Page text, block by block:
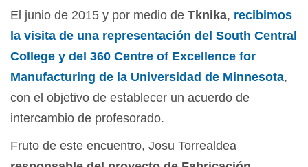
El junio de 2015 y por medio de Tknika, recibimos
la visita de una representación del South Central
College y del 360 Centre of Excellence for
Manufacturing de la Universidad de Minnesota,
con el objetivo de establecer un acuerdo de
intercambio de profesorado.
Fruto de este encuentro, Josu Torrealdea